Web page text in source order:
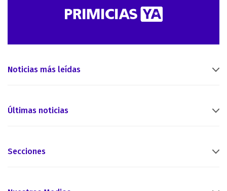
Noticias más leídas
Últimas noticias
Secciones